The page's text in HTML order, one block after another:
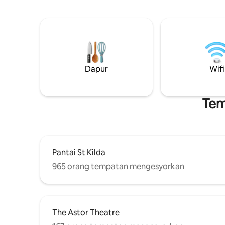
kami adalah tempat penginapan yang
Dapur Wifi
Pantai St Kilda
965 orang tempatan mengesyorkan
The Astor Theatre